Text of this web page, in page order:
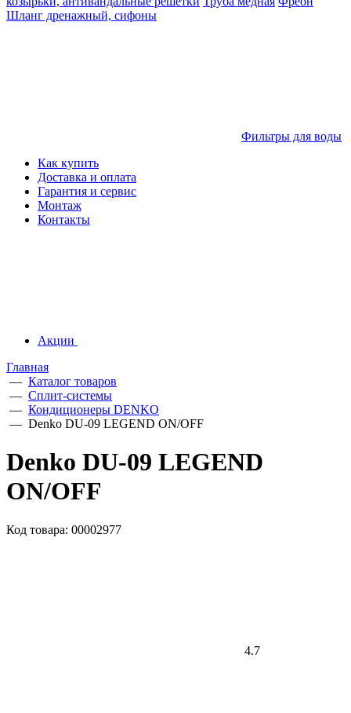
Шланг дренажный, сифоны
Фильтры для воды
Как купить
Доставка и оплата
Гарантия и сервис
Монтаж
Контакты
Акции
Главная
— Каталог товаров
— Сплит-системы
— Кондиционеры DENKO
— Denko DU-09 LEGEND ON/OFF
Denko DU-09 LEGEND
ON/OFF
Код товара: 00002977
4.7